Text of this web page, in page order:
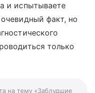
и испытываете
факт, но
только
на тему «Заблудшие